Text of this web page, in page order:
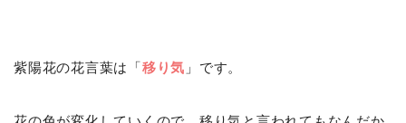
紫陽花の花言葉は「移り気 」です。